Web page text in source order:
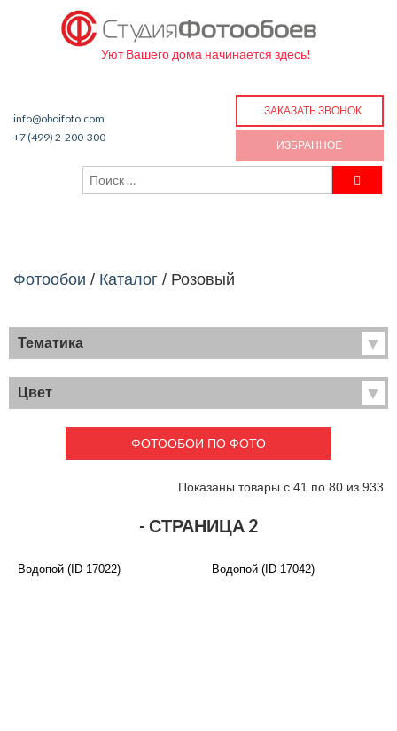
Уют Вашего дома начинается здесь!
info@oboifoto.com
+7 (499) 2-200-300
ЗАКАЗАТЬ ЗВОНОК
ИЗБРАННОЕ
Фотообои / Каталог / Розовый
Тематика
Хиты продаж
Фрески
Детские
Карты
Перспектива
Города
Живопись
Животный мир
Еда и напитки
Архитектура
Цвет
ФОТООБОИ ПО ФОТО
Показаны товары с 41 по 80 из 933
- СТРАНИЦА 2
Водопой (ID 17022) Водопой (ID 17042)